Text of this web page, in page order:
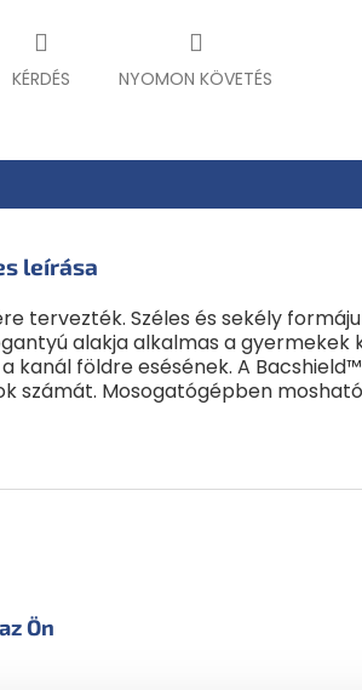
KÉRDÉS NYOMON KÖVETÉS
leírása
Széles és sekély
alakja alkalmas a
kanál földre esésének. A
számát. Mosogatógépben
Ön